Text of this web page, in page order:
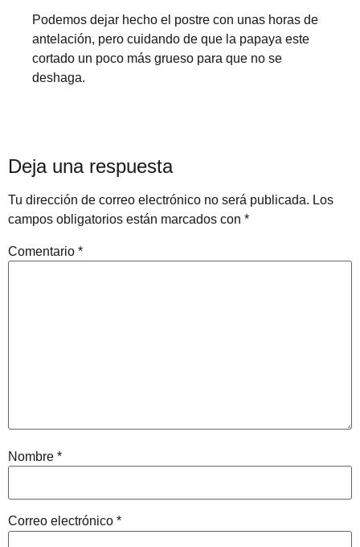
Podemos dejar hecho el postre con unas horas de
antelación, pero cuidando de que la papaya este
cortado un poco más grueso para que no se
deshaga.
Deja una respuesta
Tu dirección de correo electrónico no será publicada. Los
campos obligatorios están marcados con *
Comentario *
Nombre *
Correo electrónico *